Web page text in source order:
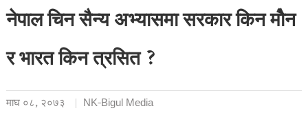
नेपाल चिन सैन्य अभ्यासमा सरकार किन मोैन
र भारत किन त्रसित ?
माघ ०८, २०७३ NK-Bigul Media